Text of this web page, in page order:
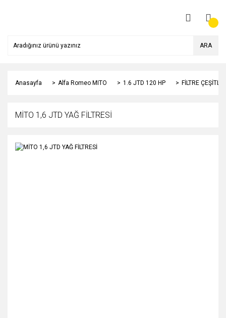
ARA
Anasayfa Alfa Romeo MITO 1.6 JTD 120 HP FİLTRE
MİTO 1,6 JTD YAĞ FİLTRESİ